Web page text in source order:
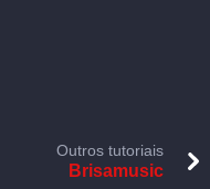
Outros tutoriais
Brisamusic